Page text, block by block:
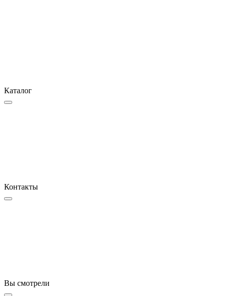
Каталог
Контакты
Вы смотрели